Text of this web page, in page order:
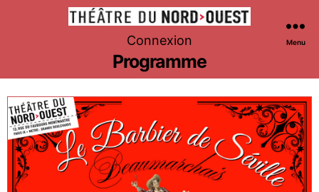
Théâtre
du
Nord-
Ouest
Connexion Menu
Programme